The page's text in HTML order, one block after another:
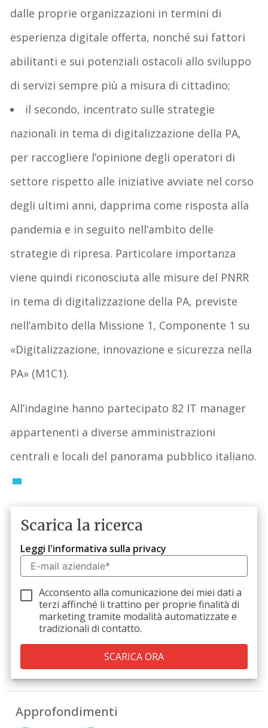
dalle proprie organizzazioni in termini di
esperienza digitale offerta, nonché sui fattori
abilitanti e sui potenziali ostacoli allo sviluppo
di servizi sempre più a misura di cittadino;
il secondo, incentrato sulle strategie
nazionali in tema di digitalizzazione della PA,
per raccogliere l’opinione degli operatori di
settore rispetto alle iniziative avviate nel corso
degli ultimi anni, dapprima come risposta alla
pandemia e in seguito nell’ambito delle
strategie di ripresa. Particolare importanza
viene quindi riconosciuta alle misure del PNRR
in tema di digitalizzazione della PA, previste
nell’ambito della Missione 1, Componente 1 su
«Digitalizzazione, innovazione e sicurezza nella
PA» (M1C1).
All’indagine hanno partecipato 82 IT manager
appartenenti a diverse amministrazioni
centrali e locali del panorama pubblico italiano.
Scarica la ricerca
Leggi l'informativa sulla privacy
Acconsento alla comunicazione dei miei dati a
terzi affinché li trattino per proprie finalità di
marketing tramite modalità automatizzate e
tradizionali di contatto.
Approfondimenti